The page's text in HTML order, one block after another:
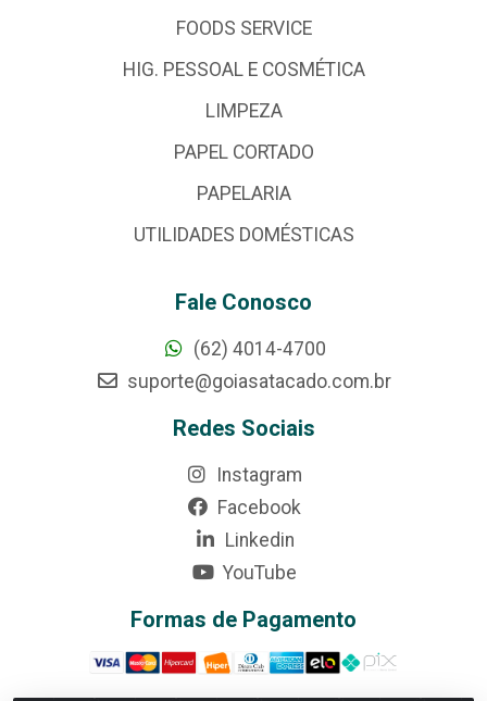
FOODS SERVICE
HIG. PESSOAL E COSMÉTICA
LIMPEZA
PAPEL CORTADO
PAPELARIA
UTILIDADES DOMÉSTICAS
Fale Conosco
(62) 4014-4700
suporte@goiasatacado.com.br
Redes Sociais
Instagram
Facebook
Linkedin
YouTube
Formas de Pagamento